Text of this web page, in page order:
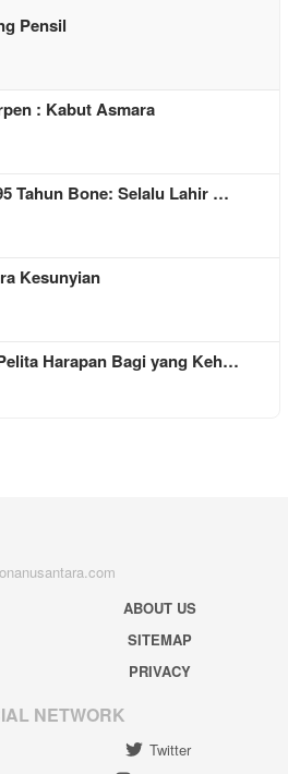
Pensil
: Kabut Asmara
Tahun Bone: Selalu Lahir …
Kesunyian
Harapan Bagi yang Keh…
ABOUT US
SITEMAP
PRIVACY
NETWORK
Twitter